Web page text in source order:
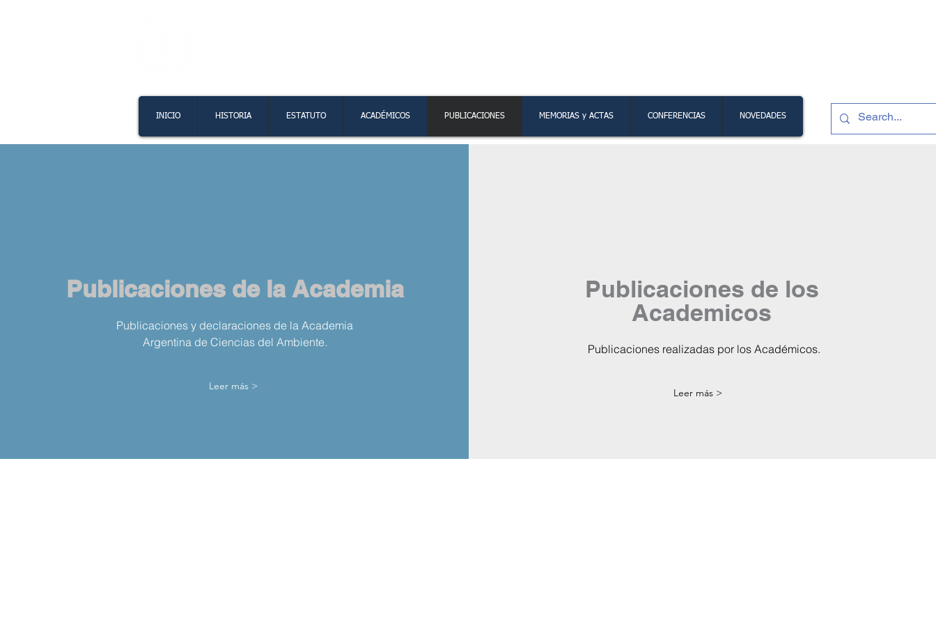
INICIO HISTORIA ESTATUTO ACADÉMICOS PUBLICACIONES MEMORIAS y ACTAS CONFERENCIAS NOVEDADES
Publicaciones de la Academia
Publicaciones y declaraciones de la Academia
Argentina de Ciencias del Ambiente.
Leer más >
Publicaciones de los
Academicos
Publicaciones realizadas por los Académicos.
Leer más >